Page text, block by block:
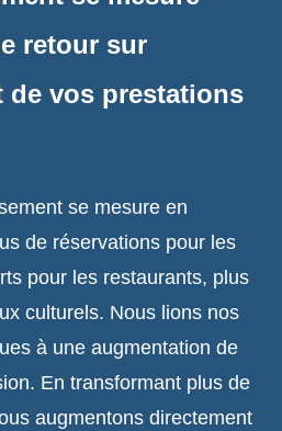
retour sur
de vos prestations
se mesure en
de réservations pour les
pour les restaurants, plus
culturels. Nous lions nos
à une augmentation de
En transformant plus de
augmentons directement